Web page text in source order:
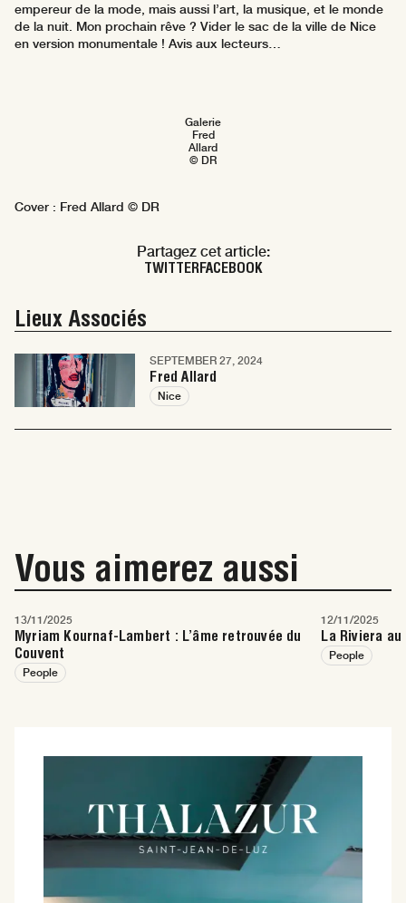
empereur de la mode, mais aussi l’art, la musique, et le monde
de la nuit. Mon prochain rêve ? Vider le sac de la ville de Nice
en version monumentale ! Avis aux lecteurs…
Galerie
Fred
Allard
© DR
Cover : Fred Allard © DR
Partagez cet article:
TWITTERFACEBOOK
Lieux Associés
SEPTEMBER 27, 2024
Fred Allard
Nice
Vous aimerez aussi
13/11/2025
Myriam Kournaf-Lambert : L’âme retrouvée du
Couvent
People
12/11/2025
La Riviera
People